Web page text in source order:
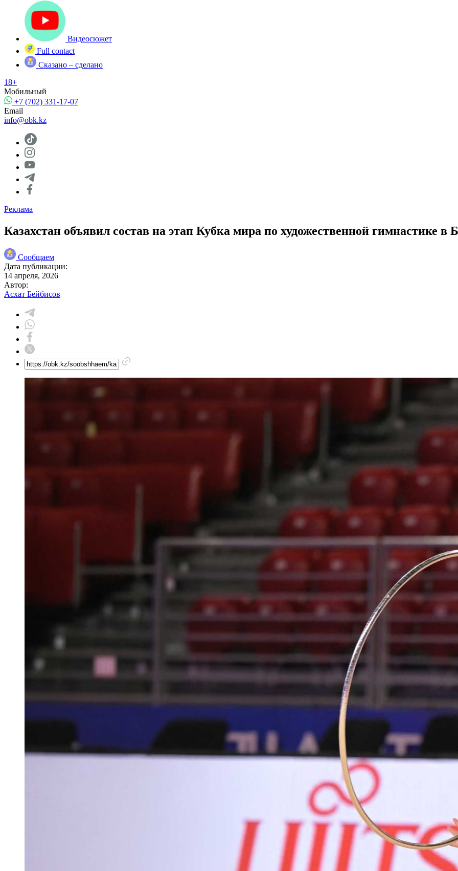
Видеосюжет
Full contact
Сказано – сделано
18+
Мобильный
+7 (702) 331-17-07
Email
info@obk.kz
Реклама
Казахстан объявил состав на этап Кубка мира по художественной гимнастике в
Сообщаем
Дата публикации:
14 апреля, 2026
Автор:
Асхат Бейбисов